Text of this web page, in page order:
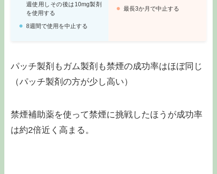
週使用しその後は10mg製剤
を使用する
8週間で使用を中止する
最長3か月で中止する
パッチ製剤もガム製剤も禁煙の成功率はほぼ同じ
（パッチ製剤の方が少し高い）
禁煙補助薬を使って禁煙に挑戦したほうが成功率
は約2倍近く高まる。